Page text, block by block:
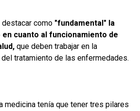
como "fundamental" la
cuanto al funcionamiento de
que deben trabajar en la
tratamiento de las enfermedades.
medicina tenía que tener tres pilares